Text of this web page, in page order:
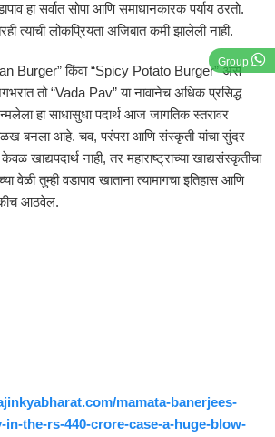
Group
हा सर्वात सोपा आणि समाधानकारक पर्याय ठरतो.
त्याची लोकप्रियता अजिबात कमी झालेली नाही.
Burger” किंवा “Spicy Potato Burger” असे
तो “Vada Pav” या नावानेच अधिक प्रसिद्ध
हा साधासुधा पदार्थ आज जागतिक स्तरावर
बनला आहे. चव, परंपरा आणि संस्कृती यांचा सुंदर
खाद्यपदार्थ नाही, तर महाराष्ट्राच्या खाद्यसंस्कृतीचा
वेळी तुम्ही वडापाव खाताना त्यामागचा इतिहास आणि
आठवेल.
mamata-banerjees-
in-the-rs-440-crore-case-a-huge-blow-